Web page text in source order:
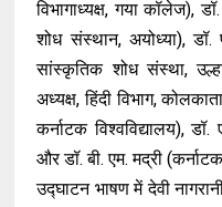
विभागाध्यक्ष, गया कॉलेज),
शोध संस्थान, अयोध्या), डॉ.
सांस्कृतिक शोध संस्था,
अध्यक्ष, हिंदी विभाग,
कर्नाटक विश्वविद्यालय),
और डॉ. बी. एम. मद्री
उद्घाटन भाषण में देवी